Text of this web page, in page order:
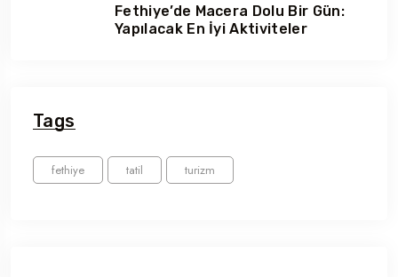
Fethiye’de Macera Dolu Bir Gün:
Yapılacak En İyi Aktiviteler
Tags
fethiye tatil turizm